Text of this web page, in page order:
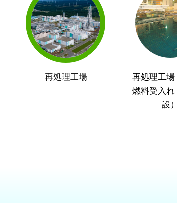
再処理工場
再処理工場
燃料受入れ
設